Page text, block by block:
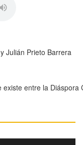
Julián Prieto Barrera
entre la